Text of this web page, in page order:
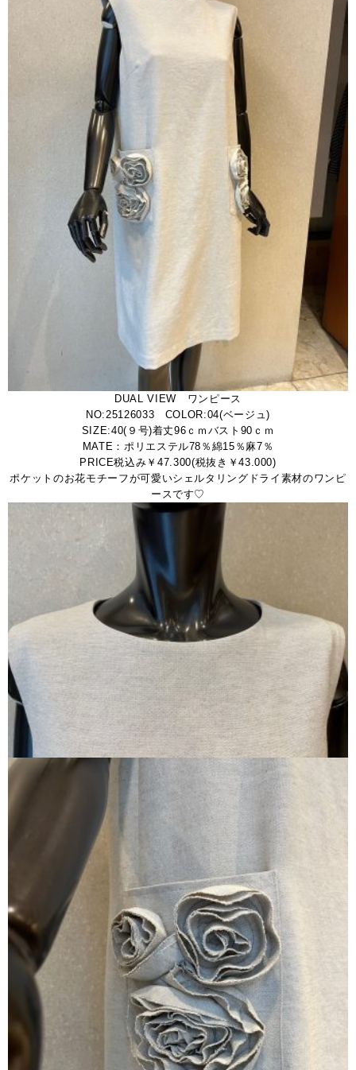
DUAL VIEW ワンピース
NO:25126033 COLOR:04(ベージュ)
SIZE:40(９号)着丈96ｃｍバスト90ｃｍ
MATE：ポリエステル78％綿15％麻7％
PRICE税込み￥47.300(税抜き￥43.000)
ポケットのお花モチーフが可愛いシェルタリングドライ素材のワンピ
ースです♡